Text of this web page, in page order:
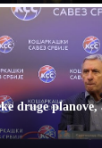
druge planove,